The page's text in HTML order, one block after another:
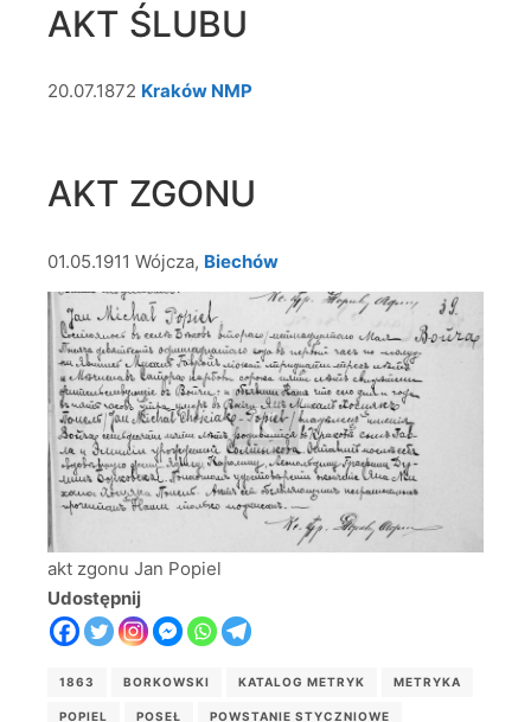
AKT ŚLUBU
20.07.1872 Kraków NMP
AKT ZGONU
01.05.1911 Wójcza, Biechów
akt zgonu Jan Popiel
Udostępnij
1863 BORKOWSKI KATALOG METRYK METRYKA
POPIEL POSEŁ POWSTANIE STYCZNIOWE